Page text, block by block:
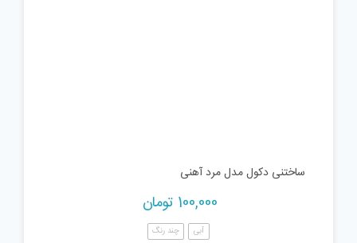
ساختنی دکول مدل مرد آهنی
100,000 تومان
آبی چند رنگ